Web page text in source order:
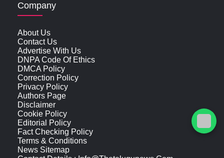
Company
About Us
Contact Us
Advertise With Us
DNPA Code Of Ethics
DMCA Policy
Correction Policy
Privacy Policy
Authors Page
Disclaimer
Cookie Policy
Editorial Policy
Fact Checking Policy
Terms & Conditions
News Sitemap